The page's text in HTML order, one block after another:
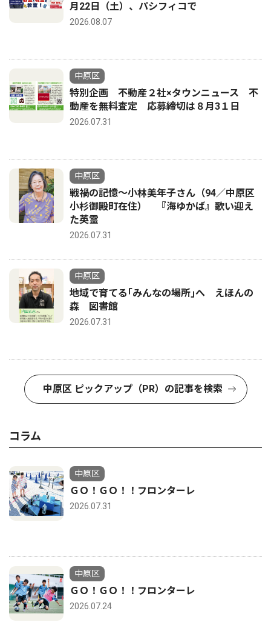
月22日（土）、パシフィコで
2026.08.07
中原区
特別企画 不動産２社×タウンニュース 不
動産を無料査定 応募締切は８月3１日
2026.07.31
中原区
戦禍の記憶〜小林美年子さん（94／中原区
小杉御殿町在住） 『海ゆかば』歌い迎え
た英霊
2026.07.31
中原区
地域で育てる｢みんなの場所｣へ えほんの
森 図書館
2026.07.31
中原区 ピックアップ（PR）の記事を検索
コラム
中原区
ＧＯ！ＧＯ！！フロンターレ
2026.07.31
中原区
ＧＯ！ＧＯ！！フロンターレ
2026.07.24